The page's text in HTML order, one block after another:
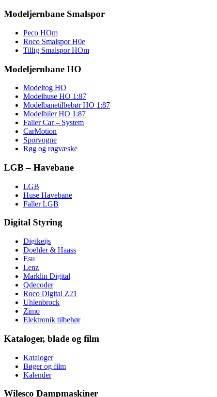
Modeljernbane Smalspor
Peco HOm
Roco Smalspor H0e
Tillig Smalspor HOm
Modeljernbane HO
Modeltog HO
Modelhuse HO 1:87
Modelbanetilbebør HO 1:87
Modelbiler HO 1:87
Faller Car – System
CarMotion
Sporvogne
Røg og røgvæske
LGB – Havebane
LGB
Huse Havebane
Faller LGB
Digital Styring
Digikeijs
Doehler & Haass
Esu
Lenz
Marklin Digital
Qdecoder
Roco Digital Z21
Uhlenbrock
Zimo
Elektronik tilbehør
Kataloger, blade og film
Kataloger
Bøger og film
Kalender
Wilesco Dampmaskiner